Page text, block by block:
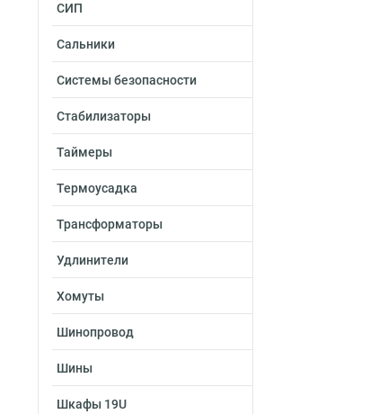
СИП
Сальники
Системы безопасности
Стабилизаторы
Таймеры
Термоусадка
Трансформаторы
Удлинители
Хомуты
Шинопровод
Шины
Шкафы 19U